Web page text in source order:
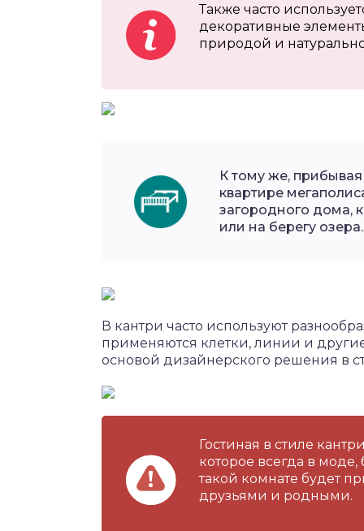
Также часто
декоративные
природой и
К тому же, прибывая
квартире
загородного дома,
или на берегу озера.
В кантри часто используют
применяются клетки, линии и
основой дизайнерского решения в
Гостиная в стиле
которое всегда в
такой комнате будет
друзьями и родными.